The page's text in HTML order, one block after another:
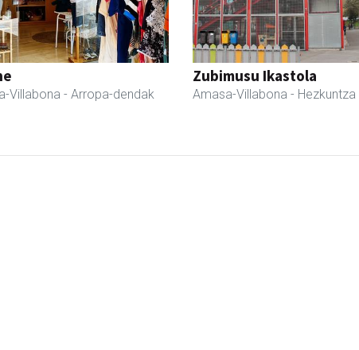
Villabona - Arropa-dendak
Zubimusu Ikastola
Amasa-Villabona - Hezkuntza